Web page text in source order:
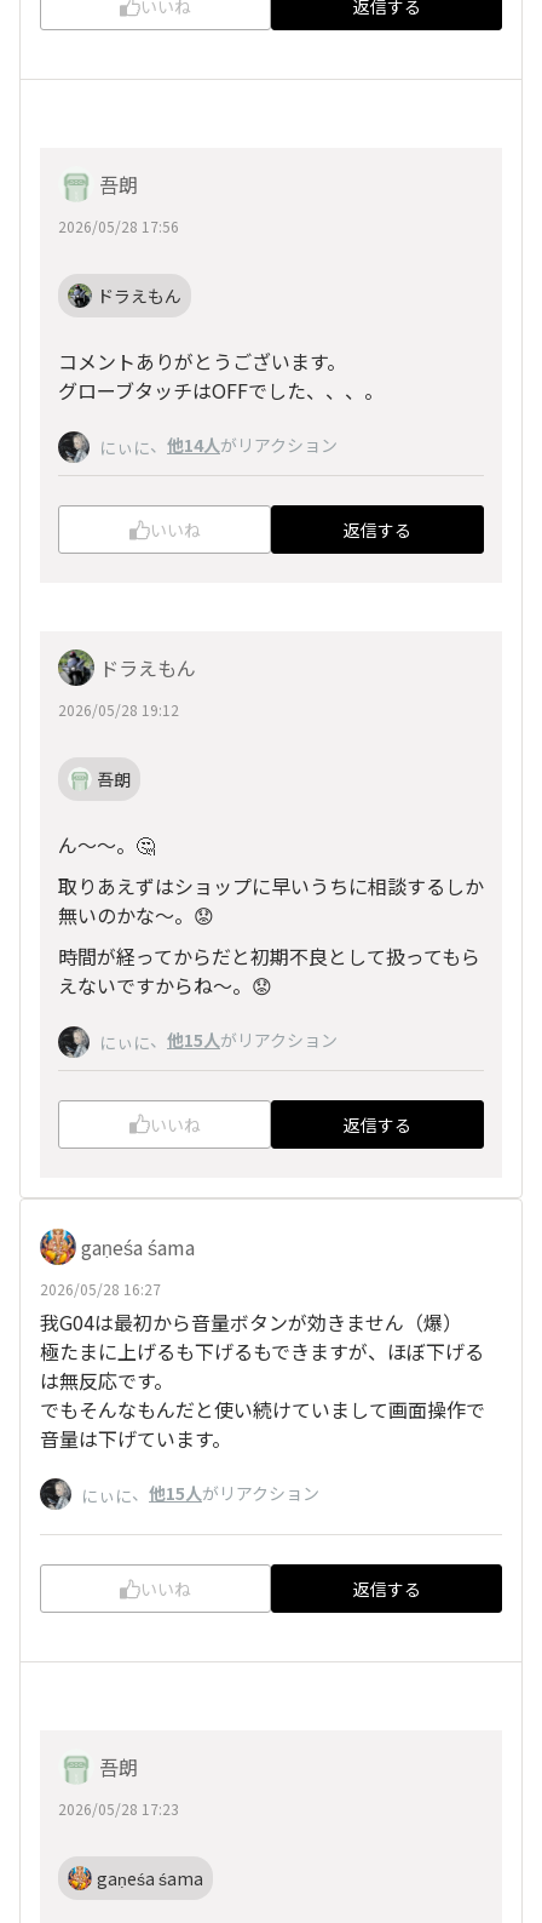
いいね 返信する
吾朗
2026/05/28 17:56
ドラえもん
コメントありがとうございます。
グローブタッチはOFFでした、、、。
にぃに、 他14人がリアクション
いいね 返信する
ドラえもん
2026/05/28 19:12
吾朗
ん～～。🤔
取りあえずはショップに早いうちに相談するしか
無いのかな〜。😟
時間が経ってからだと初期不良として扱ってもら
えないですからね〜。😟
にぃに、 他15人がリアクション
いいね 返信する
gaṇeśa śama
2026/05/28 16:27
我G04は最初から音量ボタンが効きません（爆）
極たまに上げるも下げるもできますが、ほぼ下げる
は無反応です。
でもそんなもんだと使い続けていまして画面操作で
音量は下げています。
にぃに、 他15人がリアクション
いいね 返信する
吾朗
2026/05/28 17:23
gaṇeśa śama